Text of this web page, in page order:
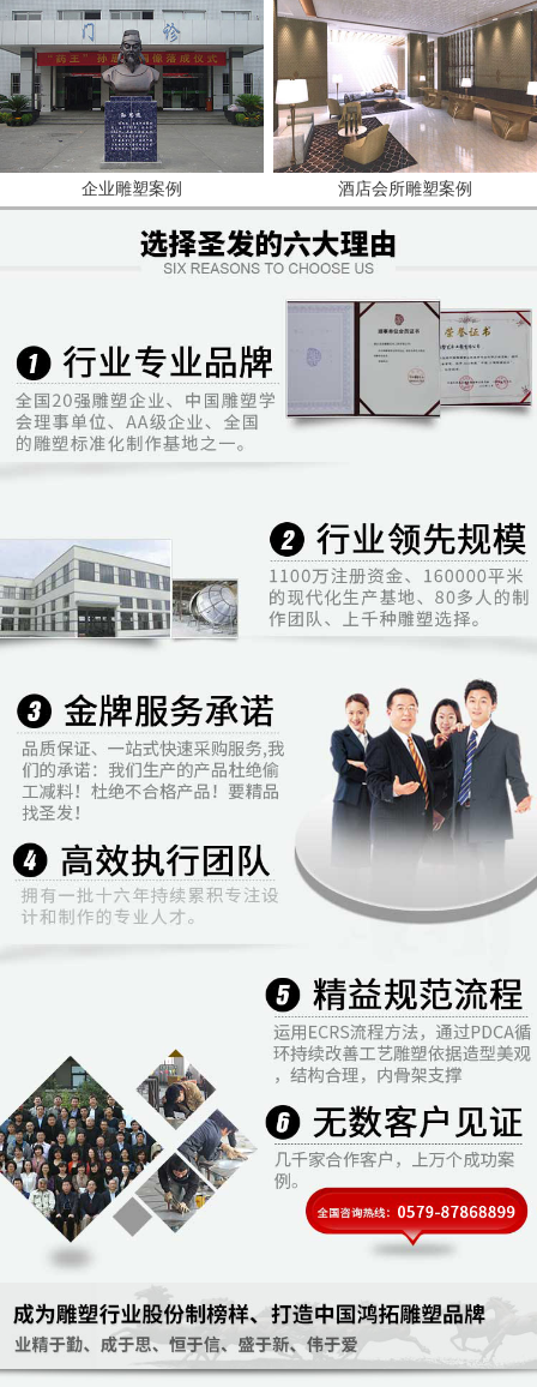
企业雕塑案例 酒店会所雕塑案例